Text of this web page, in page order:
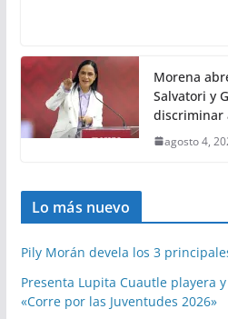
Morena
Salvatori y
discriminar
agosto 4,
Lo más nuevo
Pily Morán devela los 3
Presenta Lupita Cuautle playera
«Corre por las Juventudes 2026»